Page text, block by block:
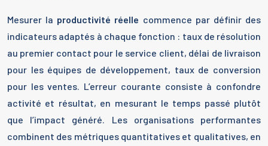
Mesurer la productivité réelle commence par définir des
indicateurs adaptés à chaque fonction : taux de résolution
au premier contact pour le service client, délai de livraison
pour les équipes de développement, taux de conversion
pour les ventes. L’erreur courante consiste à confondre
activité et résultat, en mesurant le temps passé plutôt
que l’impact généré. Les organisations performantes
combinent des métriques quantitatives et qualitatives, en